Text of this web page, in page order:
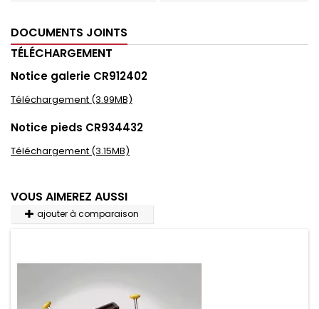
DOCUMENTS JOINTS
TÉLÉCHARGEMENT
Notice galerie CR912402
Téléchargement (3.99MB)
Notice pieds CR934432
Téléchargement (3.15MB)
VOUS AIMEREZ AUSSI
ajouter à comparaison